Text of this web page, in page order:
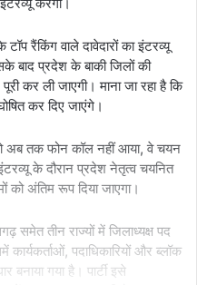
रैंकिंग वाले दावेदारों का इंटरव्यू
बाद प्रदेश के बाकी जिलों की
कर ली जाएगी। माना जा रहा है कि
कर दिए जाएंगे।
अब तक फोन कॉल नहीं आया, वे चयन
के दौरान प्रदेश नेतृत्व चयनित
को अंतिम रूप दिया जाएगा।
समेत तीन राज्यों में जिलाध्यक्ष पद
पदाधिकारियों और ब्लॉक
गया है। पार्टी इसे